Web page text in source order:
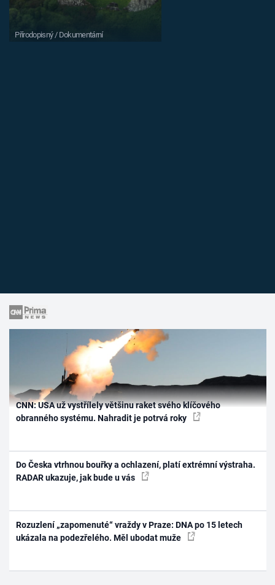
Přírodopisný / Dokumentární
CNN: USA už vystřílely většinu raket svého klíčového
obranného systému. Nahradit je potrvá roky
Do Česka vtrhnou bouřky a ochlazení, platí extrémní výstraha.
RADAR ukazuje, jak bude u vás
Rozuzlení „zapomenuté“ vraždy v Praze: DNA po 15 letech
ukázala na podezřelého. Měl ubodat muže